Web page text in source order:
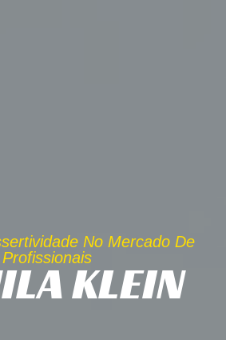
No Mercado De
ProfissionaisKLEIN